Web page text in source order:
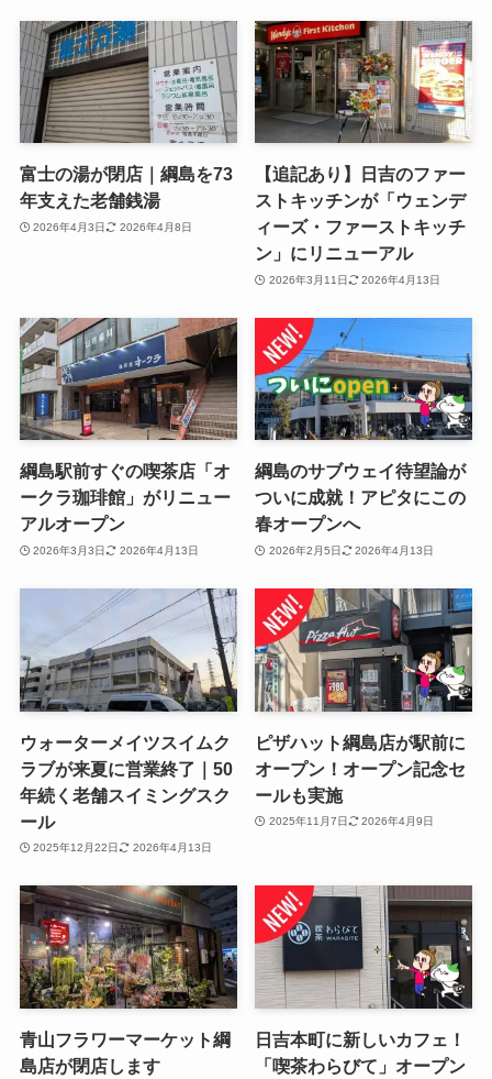
富士の湯が閉店｜綱島を73
年支えた老舗銭湯
2026年4月3日 2026年4月8日
【追記あり】日吉のファー
ストキッチンが「ウェンデ
ィーズ・ファーストキッチ
ン」にリニューアル
2026年3月11日 2026年4月13日
綱島駅前すぐの喫茶店「オ
ークラ珈琲館」がリニュー
アルオープン
2026年3月3日 2026年4月13日
綱島のサブウェイ待望論が
ついに成就！アピタにこの
春オープンへ
2026年2月5日 2026年4月13日
ウォーターメイツスイムク
ラブが来夏に営業終了｜50
年続く老舗スイミングスク
ール
2025年12月22日 2026年4月13日
ピザハット綱島店が駅前に
オープン！オープン記念セ
ールも実施
2025年11月7日 2026年4月9日
青山フラワーマーケット綱
島店が閉店します
日吉本町に新しいカフェ！
「喫茶わらびて」オープン